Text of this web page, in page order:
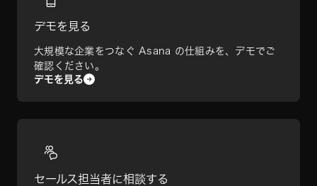
デモを見る
大規模な企業をつなぐ Asana の仕組みを、デモでご
確認ください。
デモを見る
セールス担当者に相談する